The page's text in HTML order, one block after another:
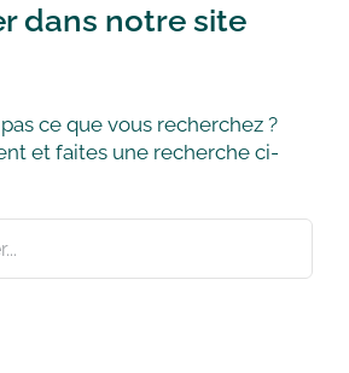
dans notre site
ce que vous recherchez ?
et faites une recherche ci-